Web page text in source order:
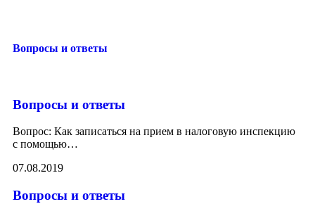
Вопросы и ответы
Вопросы и ответы
Вопрос: Как записаться на прием в налоговую инспекцию
с помощью…
07.08.2019
Вопросы и ответы